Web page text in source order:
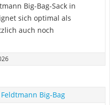
Big-Bag-Sack in
sich optimal als
auch noch
Feldtmann Big-Bag